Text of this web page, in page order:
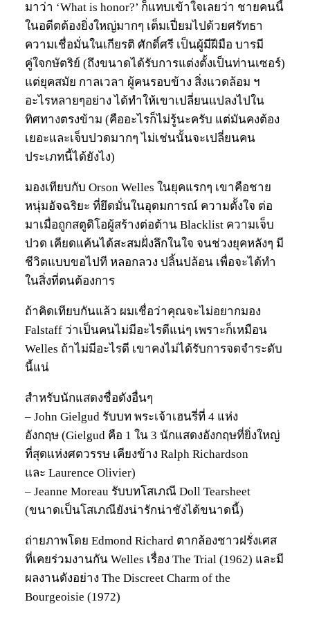
มาว่า ‘What is honor?’ ก็แทบเข้าใจเลยว่า ชายคนนี้
ในอดีตต้องยิ่งใหญ่มากๆ เต็มเปี่ยมไปด้วยศรัทธา
ความเชื่อมั่นในเกียรติ ศักดิ์ศรี เป็นผู้มีฝีมือ บารมี
คู่ใจกษัตริย์ (ถึงขนาดได้รับการแต่งตั้งเป็นท่านเซอร์)
แต่ยุคสมัย กาลเวลา ผู้คนรอบข้าง สิ่งแวดล้อม ฯ
อะไรหลายๆอย่าง ได้ทำให้เขาเปลี่ยนแปลงไปใน
ทิศทางตรงข้าม (คืออะไรก็ไม่รู้นะครับ แต่มันคงต้อง
เยอะและเจ็บปวดมากๆ ไม่เช่นนั้นจะเปลี่ยนคน
ประเภทนี้ได้ยังไง)
มองเทียบกับ Orson Welles ในยุคแรกๆ เขาคือชาย
หนุ่มอัจฉริยะ ที่ยึดมั่นในอุดมการณ์ ความตั้งใจ ต่อ
มาเมื่อถูกสตูดิโอผู้สร้างต่อต้าน Blacklist ความเจ็บ
ปวด เคียดแค้นได้สะสมฝั่งลึกในใจ จนช่วงยุคหลังๆ มี
ชีวิตแบบขอไปที หลอกลวง ปลิ้นปล้อน เพื่อจะได้ทำ
ในสิ่งที่ตนต้องการ
ถ้าคิดเทียบกันแล้ว ผมเชื่อว่าคุณจะไม่อยากมอง
Falstaff ว่าเป็นคนไม่มีอะไรดีแน่ๆ เพราะก็เหมือน
Welles ถ้าไม่มีอะไรดี เขาคงไม่ได้รับการจดจำระดับ
นี้แน่
สำหรับนักแสดงชื่อดังอื่นๆ
– John Gielgud รับบท พระเจ้าเฮนรี่ที่ 4 แห่ง
อังกฤษ (Gielgud คือ 1 ใน 3 นักแสดงอังกฤษที่ยิ่งใหญ่
ที่สุดแห่งศตวรรษ เคียงข้าง Ralph Richardson
และ Laurence Olivier)
– Jeanne Moreau รับบทโสเภณี Doll Tearsheet
(ขนาดเป็นโสเภณียังน่ารักน่าชังได้ขนาดนี้)
ถ่ายภาพโดย Edmond Richard ตากล้องชาวฝรั่งเศส
ที่เคยร่วมงานกัน Welles เรื่อง The Trial (1962) และมี
ผลงานดังอย่าง The Discreet Charm of the
Bourgeoisie (1972)